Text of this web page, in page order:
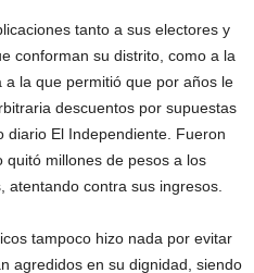
tanto a sus electores y
conforman su distrito, como a la
la que permitió que por años le
descuentos por supuestas
diario El Independiente. Fueron
millones de pesos a los
atentando contra sus ingresos.
tampoco hizo nada por evitar
agredidos en su dignidad, siendo